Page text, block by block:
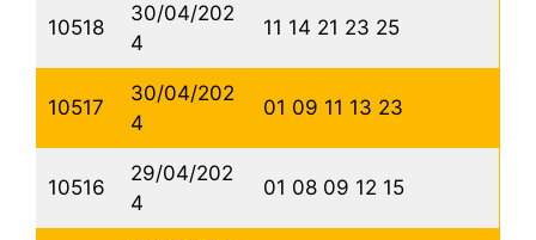
10518
30/04/202
4
11 14 21 23 25
10517
30/04/202
4
01 09 11 13 23
10516
29/04/202
4
01 08 09 12 15